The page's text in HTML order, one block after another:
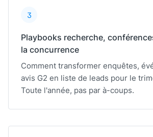
3
Playbooks recherche,
la concurrence
Comment transformer enquêtes,
avis G2 en liste de leads pour le
Toute l'année, pas par à-coups.